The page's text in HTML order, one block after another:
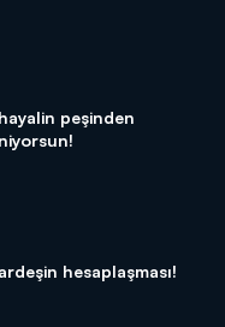
peşinden
hesaplaşması!